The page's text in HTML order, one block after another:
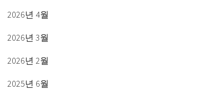
2026년 4월
2026년 3월
2026년 2월
2025년 6월